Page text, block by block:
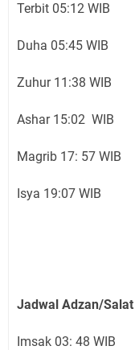
Terbit 05:12 WIB
Duha 05:45 WIB
Zuhur 11:38 WIB
Ashar 15:02 WIB
Magrib 17: 57 WIB
Isya 19:07 WIB
Jadwal Adzan/
Imsak 03: 48 WIB